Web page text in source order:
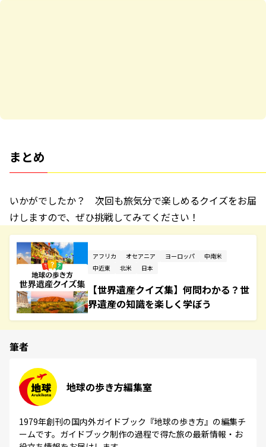
まとめ
いかがでしたか？ 次回も旅気分で楽しめるクイズをお届
けしますので、ぜひ挑戦してみてください！
アフリカ オセアニア ヨーロッパ
中南米
中近東
北米 日本
【世界遺産クイズ集】何問わかる？世
界遺産の知識を楽しく学ぼう
筆者
地球の歩き方編集室
1979年創刊の国内外ガイドブック『地球の歩き方』の編集チ
ームです。ガイドブック制作の過程で得た旅の最新情報・お